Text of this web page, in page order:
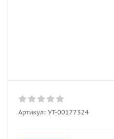
Артикул: УТ-00177324